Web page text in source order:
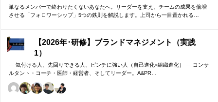
単なるメンバーで終わりたくないあなたへ。リーダーを支え、チームの成果を倍増
させる「フォロワーシップ」5つの鉄則を解説します。上司から一目置かれる…
【2026年･研修】ブランドマネジメント（実践
1）
― 気付ける人、先回りできる人、ピンチに強い人（自己進化×組織進化） ― コンサ
ルタント・コーチ・医師・経営者、そしてリーダー。A&PR…